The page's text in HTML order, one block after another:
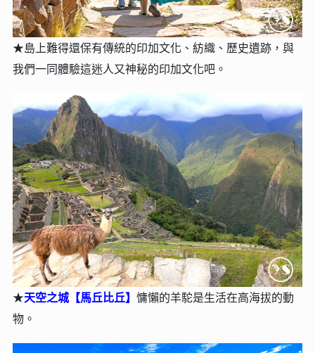
★島上難得還保有傳統的印加文化、紡織、歷史遺跡，與
我們一同體驗這迷人又神秘的印加文化吧。
★天空之城【⾺丘比丘】 慵懶的羊駝是生活在高海拔的動
物。